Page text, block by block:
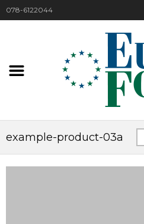
078-6122044
example-product-03a